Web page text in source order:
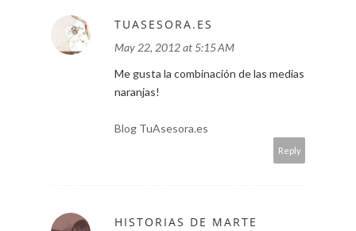
TUASESORA.ES
May 22, 2012 at 5:15 AM
Me gusta la combinación de las medias
naranjas!
Blog TuAsesora.es
Reply
HISTORIAS DE MARTE